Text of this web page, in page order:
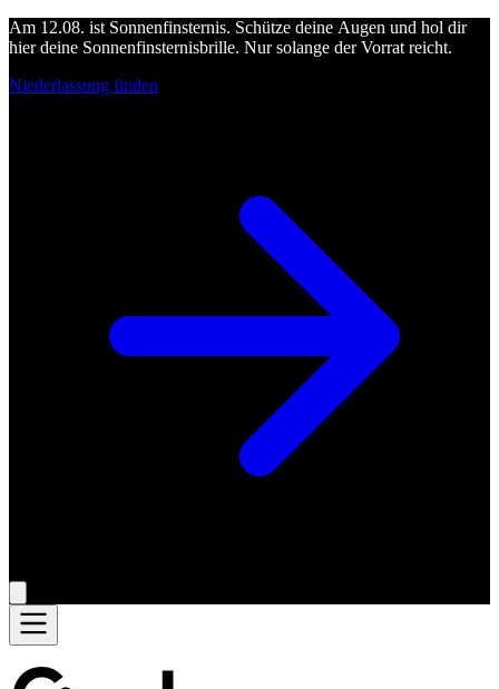
Am 12.08. ist Sonnenfinsternis. Schütze deine Augen und hol dir
hier deine Sonnenfinsternisbrille. Nur solange der Vorrat reicht.
Niederlassung finden